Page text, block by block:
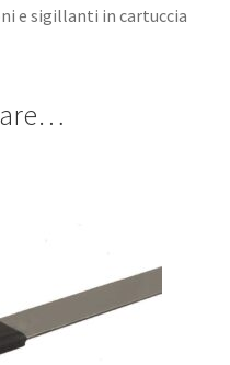
e sigillanti in cartuccia